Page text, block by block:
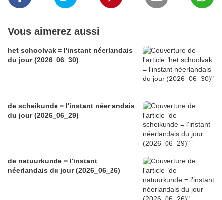
Vous aimerez aussi
het schoolvak = l'instant néerlandais
du jour (2026_06_30)
de scheikunde = l'instant néerlandais
du jour (2026_06_29)
de natuurkunde = l'instant
néerlandais du jour (2026_06_26)